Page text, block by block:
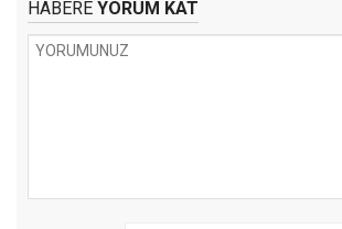
HABERE YORUM KAT